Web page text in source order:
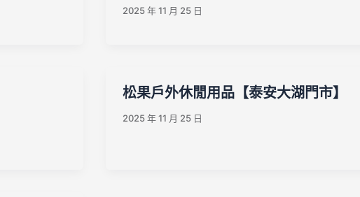
2025 年 11 月 25 日
松果戶外休閒用品【泰安大湖門市】
2025 年 11 月 25 日